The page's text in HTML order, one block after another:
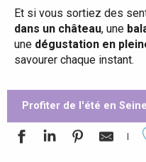
Et si vous sortiez des
dans un château, une
une dégustation en
savourer chaque instant.
Profiter de l'été en